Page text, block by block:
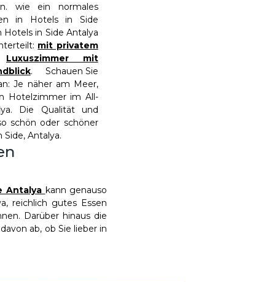
wie ein normales
in Hotels in Side
in Side Antalya
mit privatem
Luxuszimmer mit
. Schauen Sie
Je näher am Meer,
Hotelzimmer im All-
Die Qualität und
schön oder schöner
Antalya.
Antalya kann genauso
reichlich gutes Essen
Darüber hinaus die
ab, ob Sie lieber in